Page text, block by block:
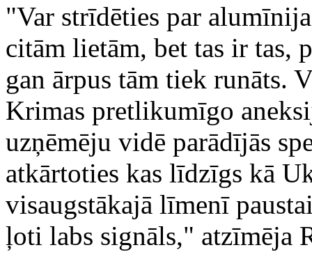
"Var strīdēties par
citām lietām, bet tas ir tas,
gan ārpus tām tiek runāts.
Krimas pretlikumīgo
uzņēmēju vidē parādījās
atkārtoties kas līdzīgs kā
visaugstākajā līmenī
ļoti labs signāls," atzīmēja